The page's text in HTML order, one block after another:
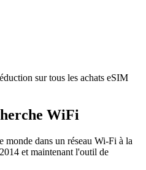
sur tous les achats eSIM
WiFi
monde dans un réseau Wi-Fi à la
et maintenant l'outil de